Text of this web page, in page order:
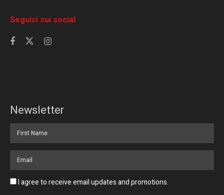
Seguici sui social
Newsletter
I agree to receive email updates and promotions.